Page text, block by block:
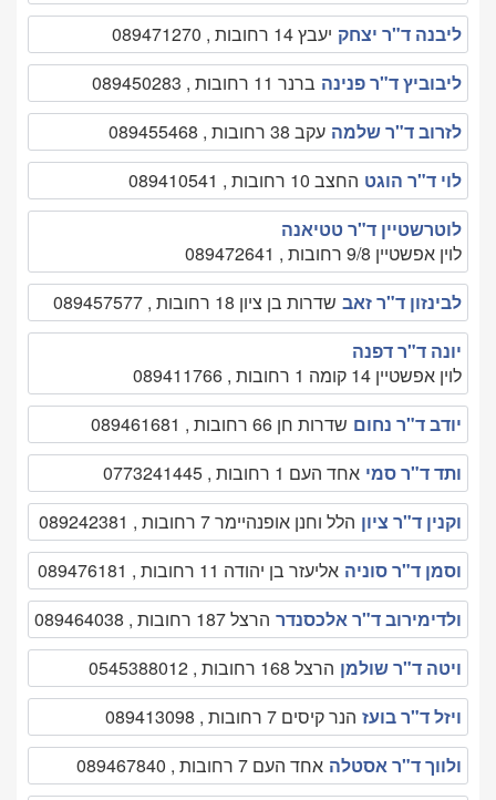
ליבנה ד"ר יצחק יעבץ 14 רחובות , 089471270
ליבוביץ ד"ר פנינה ברנר 11 רחובות , 089450283
לזרוב ד"ר שלמה עקב 38 רחובות , 089455468
לוי ד"ר הוגט החצב 10 רחובות , 089410541
לוטרשטיין ד"ר טטיאנה
לוין אפשטיין 9/8 רחובות , 089472641
לבינזון ד"ר זאב שדרות בן ציון 18 רחובות , 089457577
יונה ד"ר דפנה
לוין אפשטיין 14 קומה 1 רחובות , 089411766
יודב ד"ר נחום שדרות חן 66 רחובות , 089461681
ותד ד"ר סמי אחד העם 1 רחובות , 0773241445
וקנין ד"ר ציון הלל וחנן אופנהיימר 7 רחובות , 089242381
וסמן ד"ר סוניה אליעזר בן יהודה 11 רחובות , 089476181
ולדימירוב ד"ר אלכסנדר הרצל 187 רחובות , 089464038
ויטה ד"ר שולמן הרצל 168 רחובות , 0545388012
ויזל ד"ר בועז הנר קיסים 7 רחובות , 089413098
ולווך ד"ר אסטלה אחד העם 7 רחובות , 089467840